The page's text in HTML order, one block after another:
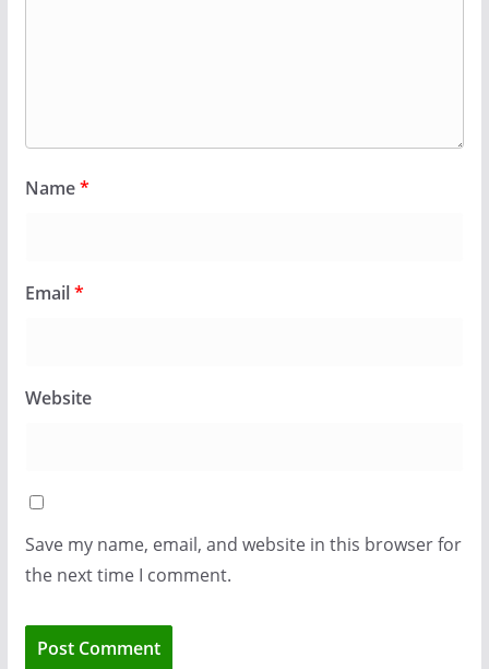
Name*
Email*
Website
Save my name, email, and website in this browser for
the next time I comment.